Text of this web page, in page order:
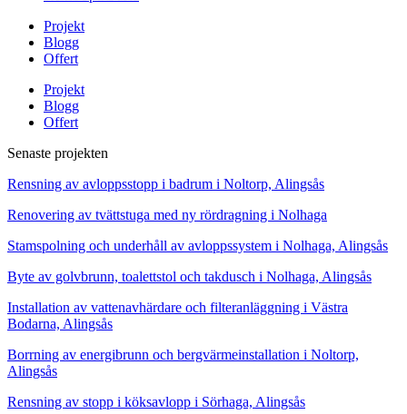
Projekt
Blogg
Offert
Projekt
Blogg
Offert
Senaste projekten
Rensning av avloppsstopp i badrum i Noltorp, Alingsås
Renovering av tvättstuga med ny rördragning i Nolhaga
Stamspolning och underhåll av avloppssystem i Nolhaga, Alingsås
Byte av golvbrunn, toalettstol och takdusch i Nolhaga, Alingsås
Installation av vattenavhärdare och filteranläggning i Västra
Bodarna, Alingsås
Borrning av energibrunn och bergvärmeinstallation i Noltorp,
Alingsås
Rensning av stopp i köksavlopp i Sörhaga, Alingsås